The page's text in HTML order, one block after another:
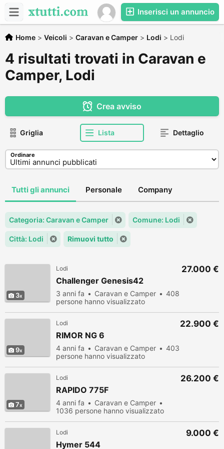
Inserisci un annuncio
Home > Veicoli > Caravan e Camper > Lodi > Lodi
4 risultati trovati in Caravan e
Camper, Lodi
Crea avviso
Griglia Lista Dettaglio
Ordinare
Tutti gli annunci Personale Company
Categoria: Caravan e Camper Comune: Lodi
Città: Lodi Rimuovi tutto
3
Lodi
Challenger Genesis42
3 anni fa Caravan e Camper
408
persone hanno visualizzato
27.000 €
9
Lodi
RIMOR NG 6
4 anni fa Caravan e Camper
403
persone hanno visualizzato
22.900 €
7
Lodi
RAPIDO 775F
4 anni fa
Caravan e Camper
1036 persone hanno visualizzato
26.200 €
Lodi
Hymer 544
9.000 €